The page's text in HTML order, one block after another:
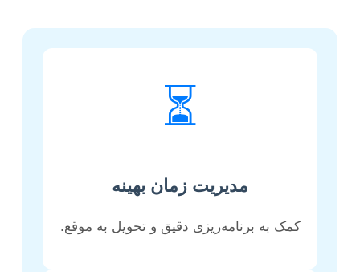
⏳
مدیریت زمان بهینه
کمک به برنامه‌ریزی دقیق و تحویل به موقع.